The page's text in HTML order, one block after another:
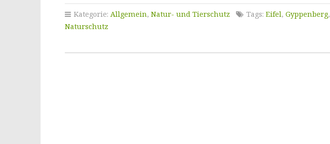
Kategorie: Allgemein, Natur- und Tierschutz Tags: Eifel, Gyppenberg,
Naturschutz